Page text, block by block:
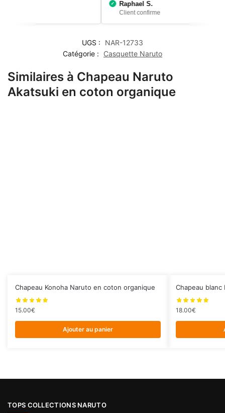
Raphael S.
UGS :
NAR-12733
Catégorie :
Casquette Naruto
Similaires à Chapeau Naruto
Akatsuki en coton organique
Chapeau Konoha Naruto en coton organique
15.00€
Ajouter au panier
Chapeau
18.00€
TOPS COLLECTIONS NARUTO